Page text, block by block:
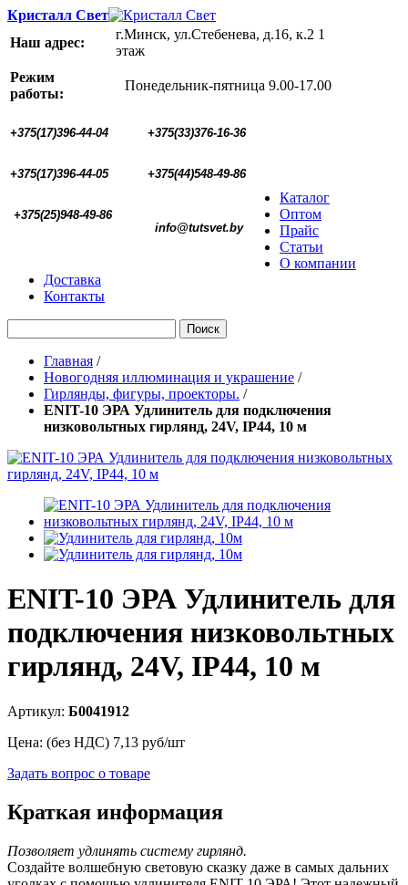
Кристалл Свет
Наш адрес:
г.Минск, ул.Стебенева, д.16, к.2 1
этаж
Режим
работы:
Понедельник-пятница 9.00-17.00
+375(17)396-44-04 +375(33)376-16-36
+375(17)396-44-05 +375(44)548-49-86
+375(25)948-49-86
  info@tutsvet.by
Каталог
Оптом
Прайс
Статьи
О компании
Доставка
Контакты
Поиск
Главная /
Новогодняя иллюминация и украшение /
Гирлянды, фигуры, проекторы. /
ENIT-10 ЭРА Удлинитель для подключения
низковольтных гирлянд, 24V, IP44, 10 м
ENIT-10 ЭРА Удлинитель для
подключения низковольтных
гирлянд, 24V, IP44, 10 м
Артикул: Б0041912
Цена: (без НДС) 7,13 руб/шт
Задать вопрос о товаре
Краткая информация
Позволяет удлинять систему гирлянд.
Создайте волшебную световую сказку даже в самых дальних